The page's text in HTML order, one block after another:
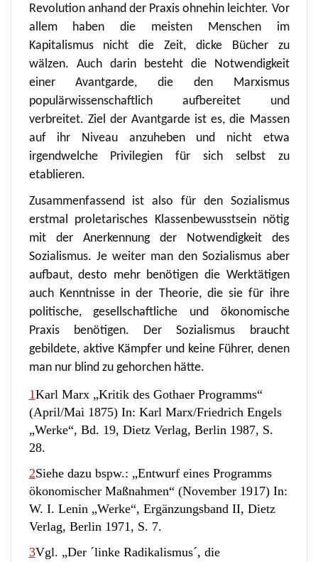
Revolution anhand der Praxis ohnehin leichter. Vor
allem haben die meisten Menschen im
Kapitalismus nicht die Zeit, dicke Bücher zu
wälzen. Auch darin besteht die Notwendigkeit
einer Avantgarde, die den Marxismus
populärwissenschaftlich aufbereitet und
verbreitet. Ziel der Avantgarde ist es, die Massen
auf ihr Niveau anzuheben und nicht etwa
irgendwelche Privilegien für sich selbst zu
etablieren.
Zusammenfassend ist also für den Sozialismus
erstmal proletarisches Klassenbewusstsein nötig
mit der Anerkennung der Notwendigkeit des
Sozialismus. Je weiter man den Sozialismus aber
aufbaut, desto mehr benötigen die Werktätigen
auch Kenntnisse in der Theorie, die sie für ihre
politische, gesellschaftliche und ökonomische
Praxis benötigen. Der Sozialismus braucht
gebildete, aktive Kämpfer und keine Führer, denen
man nur blind zu gehorchen hätte.
1Karl Marx „Kritik des Gothaer Programms“
(April/Mai 1875) In: Karl Marx/Friedrich Engels
„Werke“, Bd. 19, Dietz Verlag, Berlin 1987, S.
28.
2Siehe dazu bspw.: „Entwurf eines Programms
ökonomischer Maßnahmen“ (November 1917) In:
W. I. Lenin „Werke“, Ergänzungsband II, Dietz
Verlag, Berlin 1971, S. 7.
3Vgl. „Der ´linke Radikalismus´, die